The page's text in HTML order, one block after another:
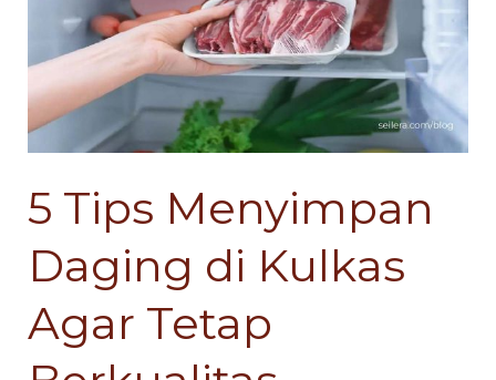
5 Tips Menyimpan
Daging di Kulkas
Agar Tetap
Menyimpan
Daging
Kulkas
Agar
Berkualitas
Menyimpan
Daging
Kulkas
Agar
Berkualitas